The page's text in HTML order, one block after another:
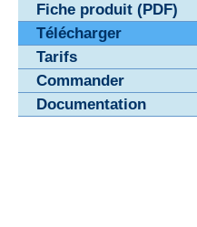
Fiche produit (PDF)
Télécharger
Tarifs
Commander
Documentation